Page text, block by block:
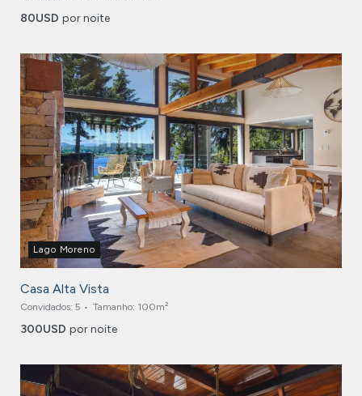
80USD por noite
Lago Moreno
Casa Alta Vista
Convidados: 5 Tamanho: 100m²
300USD por noite